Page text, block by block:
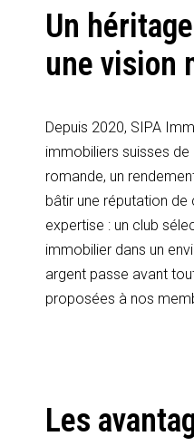
Un
une vision
Depuis 2020, SIPA
immobiliers suisses
romande, un
bâtir une réputation
expertise : un club
immobilier dans un
argent passe avant
proposées à nos
Les